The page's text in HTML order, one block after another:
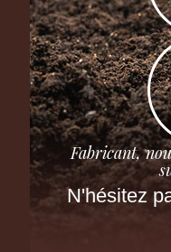
Fabricant,
N'hésitez